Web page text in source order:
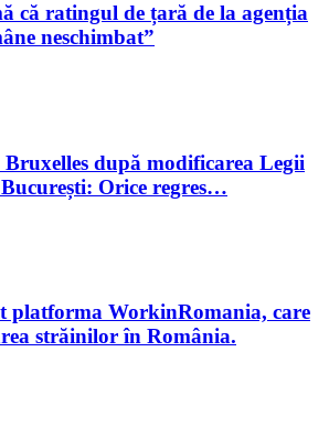
că ratingul de țară de la agenția
neschimbat”
Bruxelles după modificarea Legii
Orice regres…
platforma WorkinRomania, care
străinilor în România.